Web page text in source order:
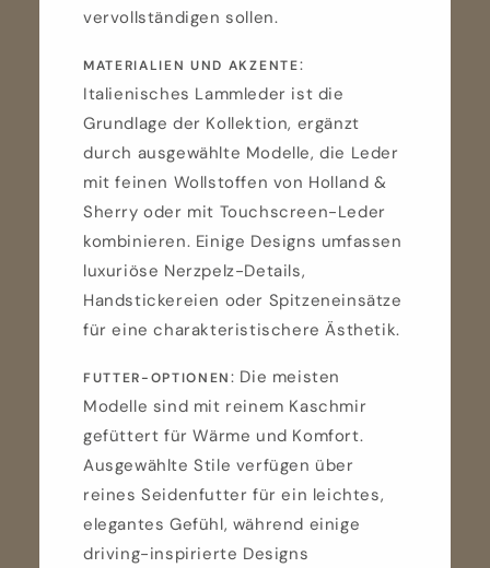
vervollständigen sollen.
MATERIALIEN UND AKZENTE:
Italienisches Lammleder ist die
Grundlage der Kollektion, ergänzt
durch ausgewählte Modelle, die Leder
mit feinen Wollstoffen von Holland &
Sherry oder mit Touchscreen-Leder
kombinieren. Einige Designs umfassen
luxuriöse Nerzpelz-Details,
Handstickereien oder Spitzeneinsätze
für eine charakteristischere Ästhetik.
FUTTER-OPTIONEN: Die meisten
Modelle sind mit reinem Kaschmir
gefüttert für Wärme und Komfort.
Ausgewählte Stile verfügen über
reines Seidenfutter für ein leichtes,
elegantes Gefühl, während einige
driving-inspirierte Designs